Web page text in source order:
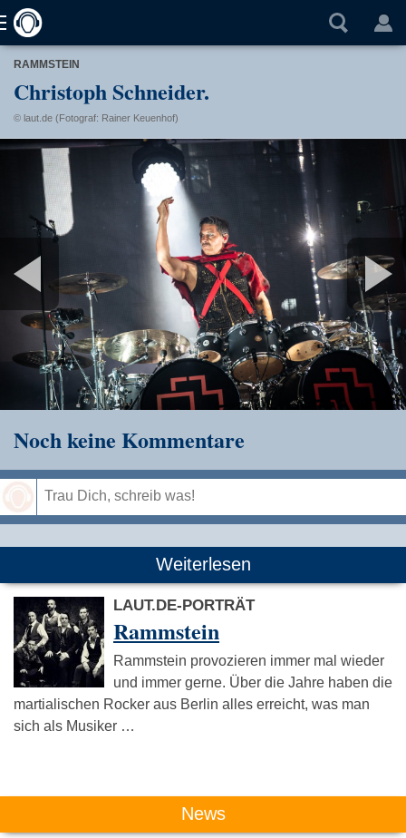
RAMMSTEIN
Christoph Schneider.
© laut.de (Fotograf: Rainer Keuenhof)
Noch keine Kommentare
Weiterlesen
LAUT.DE-PORTRÄT
Rammstein
Rammstein provozieren immer mal wieder
und immer gerne. Über die Jahre haben die
martialischen Rocker aus Berlin alles erreicht, was man
sich als Musiker …
News